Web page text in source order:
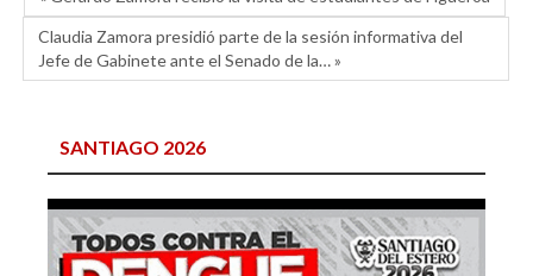
Claudia Zamora presidió parte de la sesión informativa del
Jefe de Gabinete ante el Senado de la… »
SANTIAGO 2026